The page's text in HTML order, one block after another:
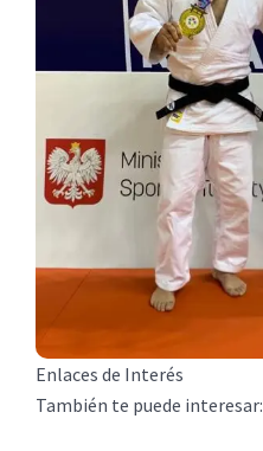
Enlaces de Interés
También te puede interesar: